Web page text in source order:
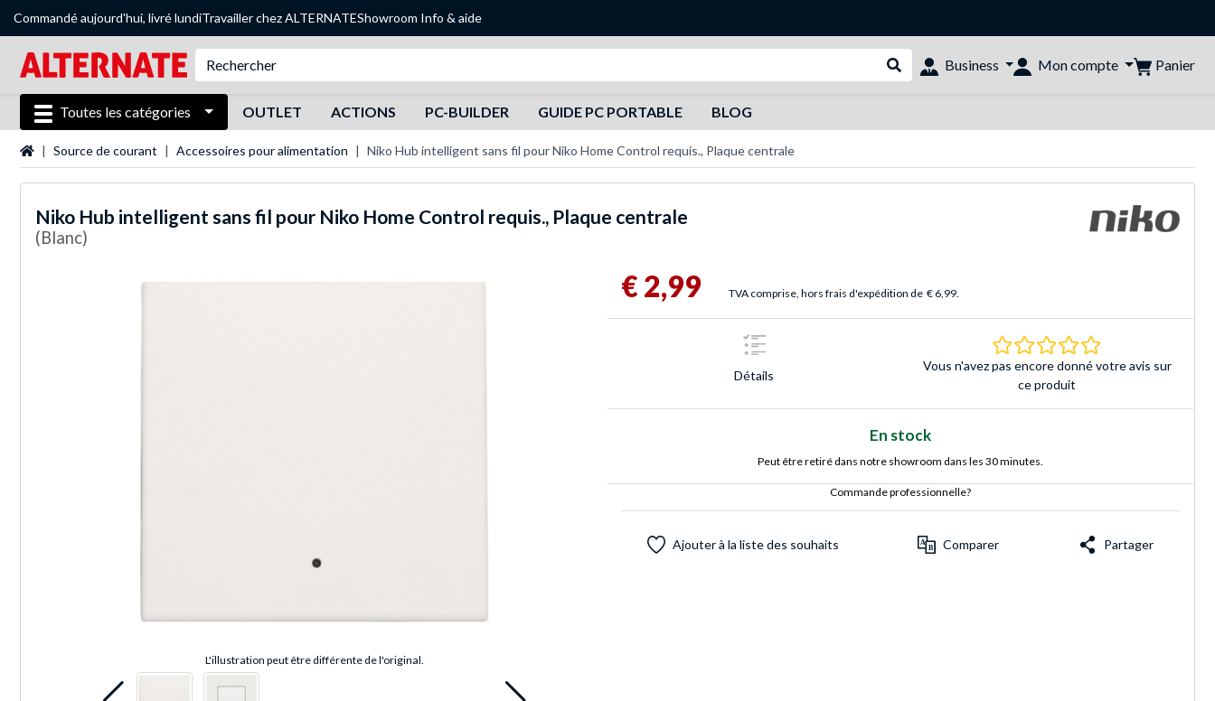
Commandé aujourd'hui, livré lundiTravailler chez ALTERNATEShowroom Info & aide
Rechercher dans le shop
Business Mon compte Panier
Toutes les catégories OUTLET ACTIONS PC-BUILDER GUIDE PC PORTABLE BLOG
Page d'accueil
Source de courant Accessoires pour alimentation Niko Hub intelligent sans fil pour Niko Home Control requis., Plaque centrale
Niko Hub intelligent sans fil pour Niko Home Control requis., Plaque centrale
(Blanc)
L'illustration peut être différente de l'original.
€ 2,99 TVA comprise, hors frais d'expédition de € 6,99.
Détails
0.0 Étoiles Basé sur
Vous n'avez pas encore donné votre avis sur
ce produit
En stock
Peut être retiré dans notre showroom dans les 30 minutes.
Commande professionnelle?
Ajouter à la liste des souhaits Comparer Partager